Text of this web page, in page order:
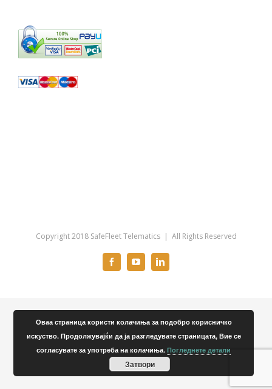
Copyright 2018 SafeFleet Telematics | All Rights Reserved
FacebookYoutubeLinkedin
Оваа страница користи колачиња за подобро корисничко
искуство. Продолжувајќи да ја разгледувате страницата, Вие се
согласувате за употреба на колачиња.Погледнете детали
Затвори